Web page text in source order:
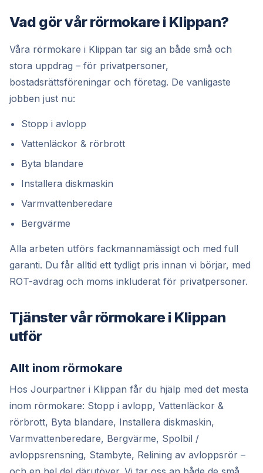
Vad gör vår rörmokare i Klippan?
Våra rörmokare i Klippan tar sig an både små och
stora uppdrag – för privatpersoner,
bostadsrättsföreningar och företag. De vanligaste
jobben just nu:
Stopp i avlopp
Vattenläckor & rörbrott
Byta blandare
Installera diskmaskin
Varmvattenberedare
Bergvärme
Alla arbeten utförs fackmannamässigt och med full
garanti. Du får alltid ett tydligt pris innan vi börjar, med
ROT-avdrag och moms inkluderat för privatpersoner.
Tjänster vår rörmokare i Klippan
utför
Allt inom rörmokare
Hos Jourpartner i Klippan får du hjälp med det mesta
inom rörmokare: Stopp i avlopp, Vattenläckor &
rörbrott, Byta blandare, Installera diskmaskin,
Varmvattenberedare, Bergvärme, Spolbil /
avloppsrensning, Stambyte, Relining av avloppsrör –